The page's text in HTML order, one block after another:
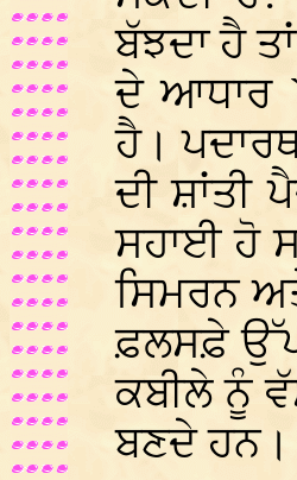
ਬੱਝਦਾ ਹੈ
ਦੇ ਆਧਾਰ
ਹੈ।
ਦੀ ਸ਼ਾਂਤੀ
ਸਹਾਈ ਹੋ
ਸਿਮਰਨ
ਫ਼ਲਸਫ਼ੇ
ਕਬੀਲੇ ਨੂੰ
ਬਣਦੇ